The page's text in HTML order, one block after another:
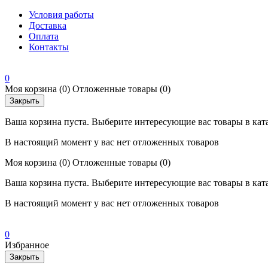
Условия работы
Доставка
Оплата
Контакты
0
Моя корзина (0) Отложенные товары (0)
Закрыть
Ваша корзина пуста. Выберите интересующие вас товары в
В настоящий момент у вас нет отложенных товаров
Моя корзина (0) Отложенные товары (0)
Ваша корзина пуста. Выберите интересующие вас товары в
В настоящий момент у вас нет отложенных товаров
0
Избранное
Закрыть